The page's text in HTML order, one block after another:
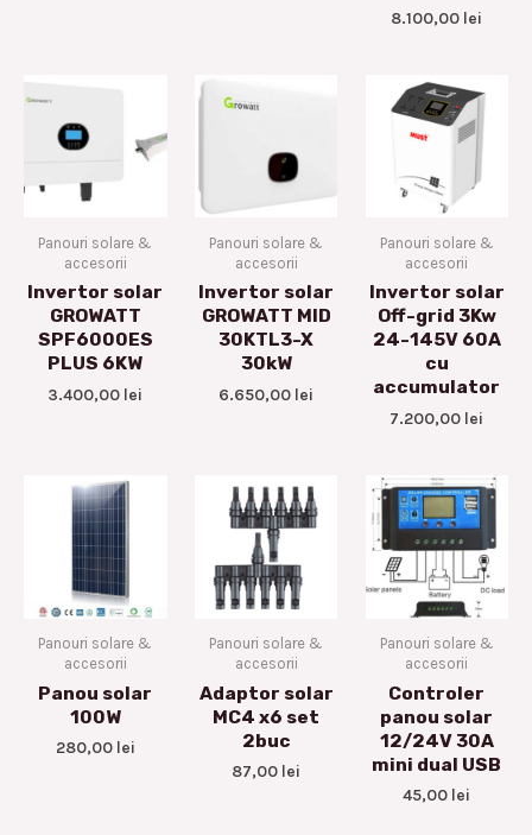
8.100,00 lei
Panouri solare &
accesorii
Invertor solar
GROWATT
SPF6000ES
PLUS 6KW
3.400,00 lei
Panouri solare &
accesorii
Invertor solar
GROWATT MID
30KTL3-X
30kW
6.650,00 lei
Panouri solare &
accesorii
Invertor solar
Off-grid 3Kw
24-145V 60A
cu
accumulator
7.200,00 lei
Panouri solare &
accesorii
Panou solar
100W
280,00 lei
Panouri solare &
accesorii
Adaptor solar
MC4 x6 set
2buc
87,00 lei
Panouri solare &
accesorii
Controler
panou solar
12/24V 30A
mini dual USB
45,00 lei